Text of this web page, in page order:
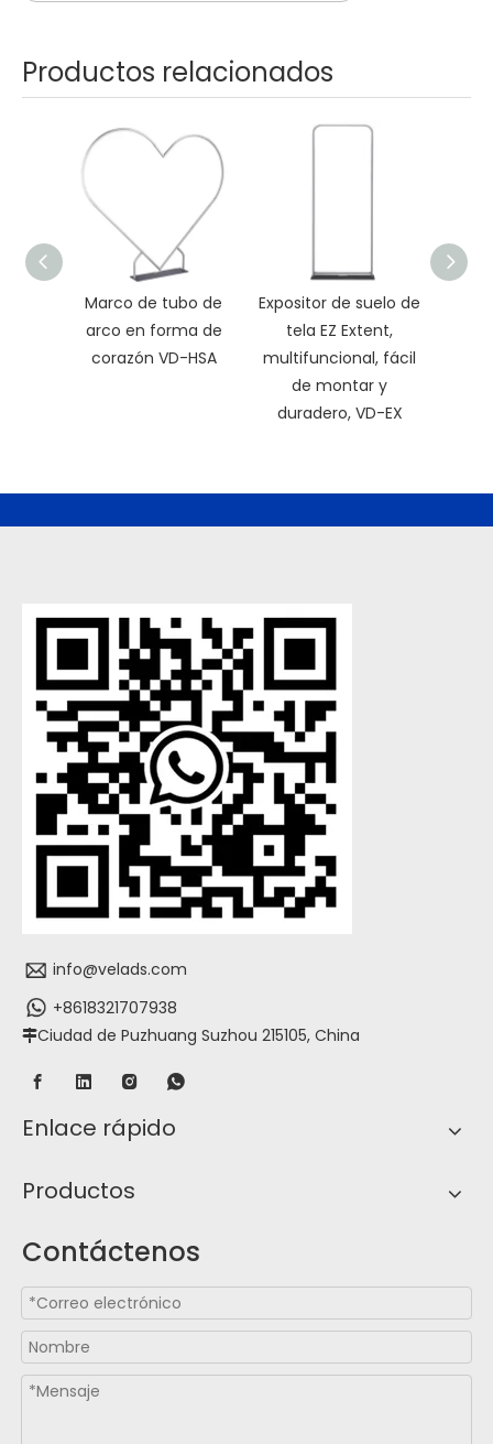
Productos relacionados
Marco de tubo de
arco en forma de
corazón VD-HSA
Expositor de suelo de
tela EZ Extent,
multifuncional, fácil
de montar y
duradero, VD-EX
info@velads.com
+8618321707938
Ciudad de Puzhuang Suzhou 215105, China
Enlace rápido
Productos
Contáctenos